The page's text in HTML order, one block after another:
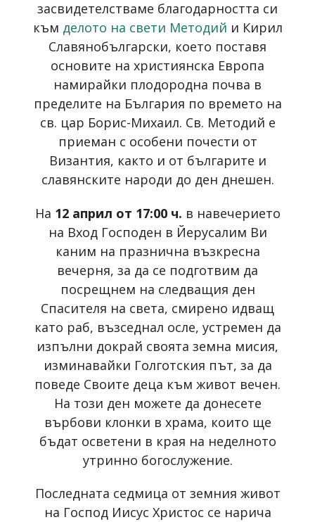
засвидетелстваме благодарността си
към делото на свети Методий и Кирил
Славянобългарски, което поставя
основите на християнска Европа
намирайки плодородна почва в
пределите на България по времето на
св. цар Борис-Михаил. Св. Методий е
приеман с особени почести от
Византия, както и от българите и
славянските народи до ден днешен.
На 12 април от 17:00 ч. в навечерието
на Вход Господен в Йерусалим Ви
каним на празнична възкресна
вечерня, за да се подготвим да
посрещнем на следващия ден
Спасителя на света, смирено идващ
като раб, възседнал осле, устремен да
изпълни докрай своята земна мисия,
изминавайки Голготския път, за да
поведе Своите деца към живот вечен.
На този ден можете да донесете
върбови клонки в храма, които ще
бъдат осветени в края на неделното
утринно богослужение.
Последната седмица от земния живот
на Господ Иисус Христос се нарича